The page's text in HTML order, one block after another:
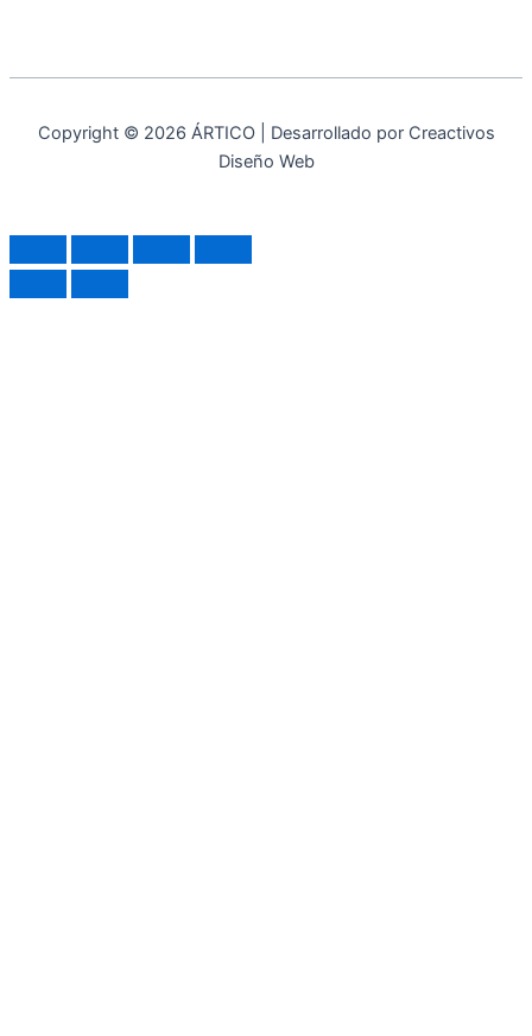
Copyright © 2026 ÁRTICO | Desarrollado por Creactivos
Diseño Web